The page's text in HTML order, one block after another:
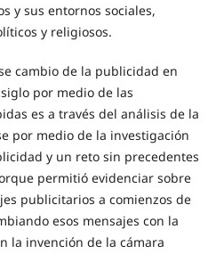
y sus entornos sociales,
y religiosos.
cambio de la publicidad en
por medio de las
es a través del análisis de la
por medio de la investigación
y un reto sin precedentes
permitió evidenciar sobre
publicitarios a comienzos de
esos mensajes con la
la invención de la cámara